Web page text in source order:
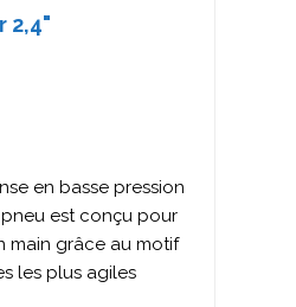
2,4"
en basse pression
est conçu pour
main grâce au motif
les plus agiles